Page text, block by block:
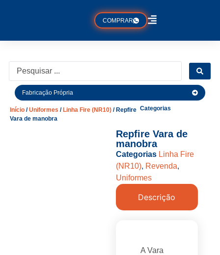
COMPRAR
Fabricação Própria
Início /Uniformes / Linha Fire (NR10) / Repfire
Vara de manobra
Categorias
Repfire Vara de
manobra
Categorias Linha Fire
(NR10), Revenda,
Uniformes
Descrição
A Vara